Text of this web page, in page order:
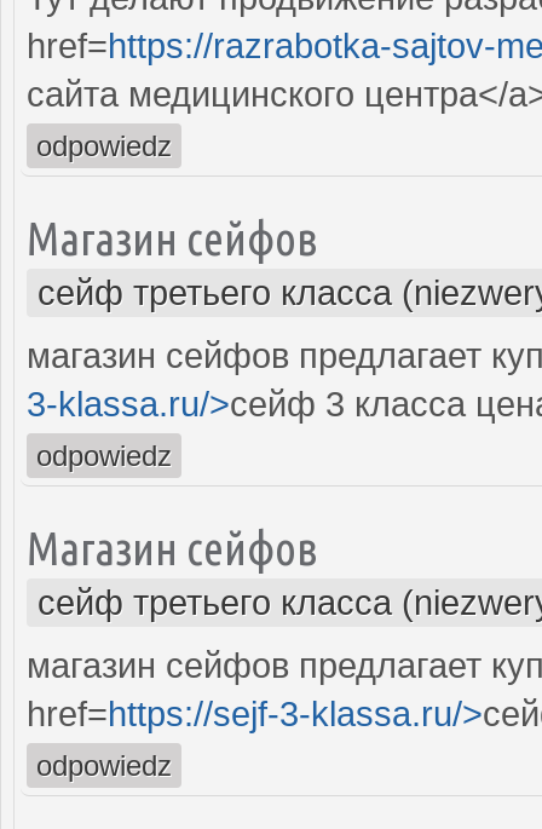
href=https://razrabotka-sajtov-
сайта медицинского центра</
odpowiedz
Магазин сейфов
сейф третьего класса
магазин сейфов предлагает
3-klassa.ru/>сейф 3 класса
odpowiedz
Магазин сейфов
сейф третьего класса
магазин сейфов предлагает
href=https://sejf-3-klassa.ru/>
odpowiedz